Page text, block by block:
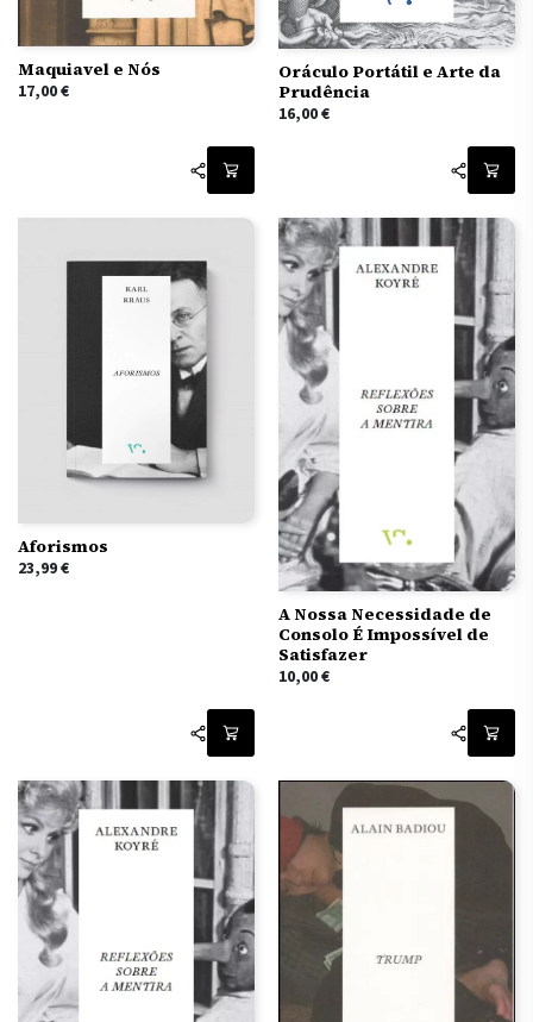
Maquiavel e Nós
17,00€
Oráculo Portátil e Arte da
Prudência
16,00€
Aforismos
23,99€
A Nossa Necessidade de
Consolo É Impossível de
Satisfazer
10,00€